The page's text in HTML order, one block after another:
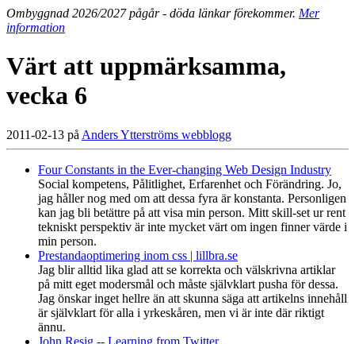
Ombyggnad 2026/2027 pågår - döda länkar förekommer. Mer
information
Värt att uppmärksamma,
vecka 6
2011-02-13 på Anders Ytterströms webblogg
Four Constants in the Ever-changing Web Design Industry
Social kompetens, Pålitlighet, Erfarenhet och Förändring. Jo,
jag håller nog med om att dessa fyra är konstanta. Personligen
kan jag bli betättre på att visa min person. Mitt skill-set ur rent
tekniskt perspektiv är inte mycket värt om ingen finner värde i
min person.
Prestandaoptimering inom css | lillbra.se
Jag blir alltid lika glad att se korrekta och välskrivna artiklar
på mitt eget modersmål och måste självklart pusha för dessa.
Jag önskar inget hellre än att skunna säga att artikelns innehåll
är självklart för alla i yrkeskåren, men vi är inte där riktigt
ännu.
John Resig -- Learning from Twitter